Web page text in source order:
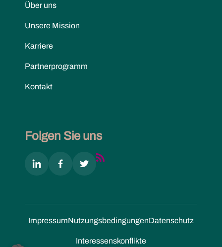
Über uns
Unsere Mission
Karriere
Partnerprogramm
Kontakt
Folgen Sie uns
ImpressumNutzungs­bedingungenDatenschutz
Interessenskonflikte